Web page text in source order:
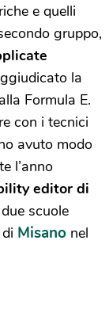
e quelli
gruppo,
la
Formula E.
con i tecnici
avuto modo
l’anno
editor di
scuole
Misano nel